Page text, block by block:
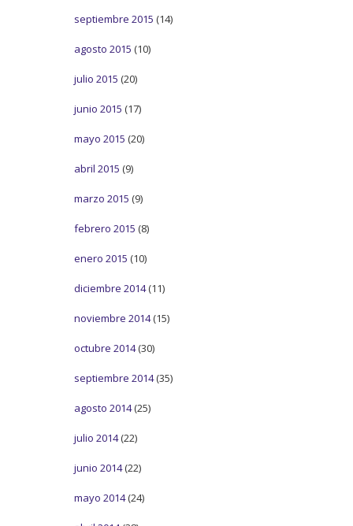
septiembre 2015 (14)
agosto 2015 (10)
julio 2015 (20)
junio 2015 (17)
mayo 2015 (20)
abril 2015 (9)
marzo 2015 (9)
febrero 2015 (8)
enero 2015 (10)
diciembre 2014(11)
noviembre 2014(15)
octubre 2014(30)
septiembre 2014(35)
agosto 2014(25)
julio 2014(22)
junio 2014(22)
mayo 2014(24)